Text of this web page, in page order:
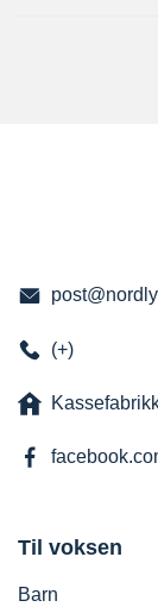
(+)
Til voksen
Barn